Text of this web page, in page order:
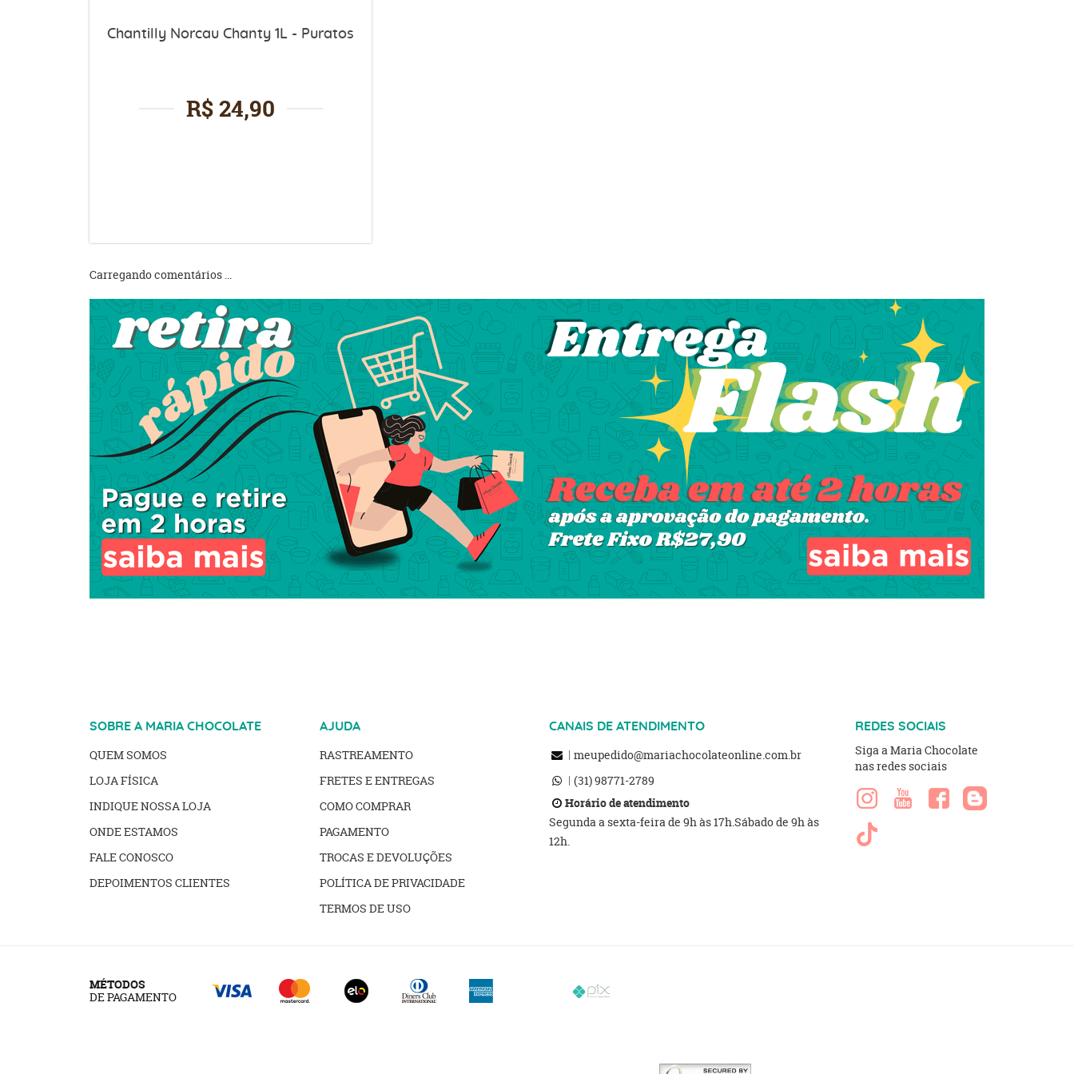
Chantilly Norcau Chanty 1L - Puratos
R$ 24,90
Carregando comentários ...
SOBRE A MARIA CHOCOLATE
QUEM SOMOS
LOJA FÍSICA
INDIQUE NOSSA LOJA
ONDE ESTAMOS
FALE CONOSCO
DEPOIMENTOS CLIENTES
AJUDA
RASTREAMENTO
FRETES E ENTREGAS
COMO COMPRAR
PAGAMENTO
TROCAS E DEVOLUÇÕES
POLÍTICA DE PRIVACIDADE
TERMOS DE USO
CANAIS DE ATENDIMENTO
meupedido@mariachocolateonline.com.br
(31)98771-2789
Horário de atendimento
Segunda a sexta-feira de 9h às 17h.Sábado de 9h às
12h.
REDES SOCIAIS
Siga a Maria Chocolate
nas redes sociais
MÉTODOS
DE PAGAMENTO